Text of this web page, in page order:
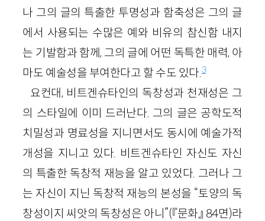
나 그의 글의 특출한 투명성과 함축성은 그의 글
에서 사용되는 수많은 예와 비유의 참신함 내지
는 기발함과 함께, 그의 글에 어떤 독특한 매력, 아
마도 예술성을 부여한다고 할 수도 있다.3
요컨대, 비트겐슈타인의 독창성과 천재성은 그
의 스타일에 이미 드러난다. 그의 글은 공학도적
치밀성과 명료성을 지니면서도 동시에 예술가적
개성을 지니고 있다. 비트겐슈타인 자신도 자신
의 특출한 독창적 재능을 알고 있었다. 그러나 그
는 자신이 지닌 독창적 재능의 본성을 “토양의 독
창성이지 씨앗의 독창성은 아니”(『문화』 84면)라